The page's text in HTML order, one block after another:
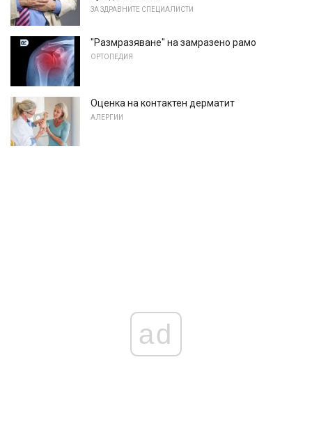
ЗА ЗДРАВНИТЕ СПЕЦИАЛИСТИ
"Размразяване" на замразено рамо
ОРТОПЕДИЯ
Оценка на контактен дерматит
АЛЕРГИИ
ad